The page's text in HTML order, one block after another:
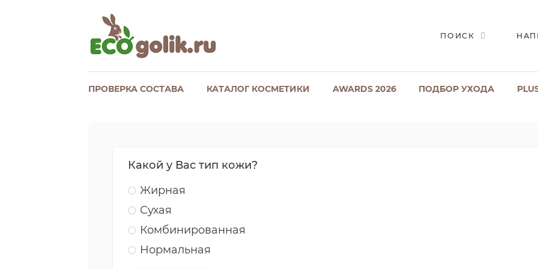
ПОИСК
ПРОВЕРКА СОСТАВА КАТАЛОГ КОСМЕТИКИ AWARDS 2026 ПОДБОР УХОДА
Какой у Вас тип кожи?
Жирная
Сухая
Комбинированная
Нормальная